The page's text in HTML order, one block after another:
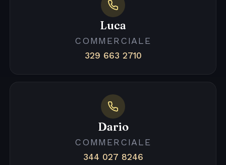
Luca
COMMERCIALE
329 663 2710
Dario
COMMERCIALE
344 027 8246